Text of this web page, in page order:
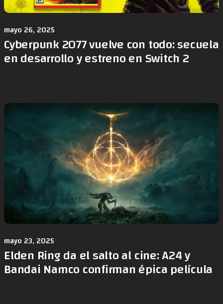
mayo 26, 2025
Cyberpunk 2077 vuelve con todo: secuela
en desarrollo y estreno en Switch 2
mayo 23, 2025
Elden Ring da el salto al cine: A24 y
Bandai Namco confirman épica película